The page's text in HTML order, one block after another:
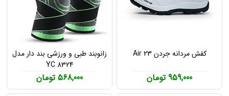
کفش مردانه جردن Air 23
959,000 تومان
زانوبند طبی و ورزشی بند دار مدل
YC 8324
568,000 تومان